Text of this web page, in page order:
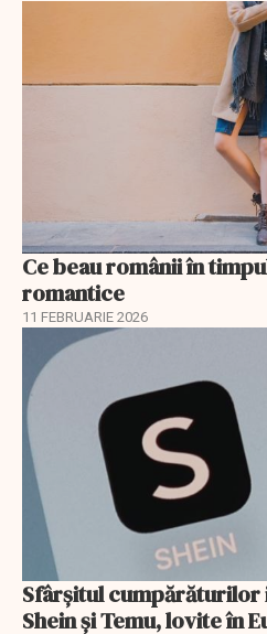
Ce beau românii în
romantice
11 FEBRUARIE 2026
Sfârșitul cumpărăturilor
Shein și Temu, lovite în